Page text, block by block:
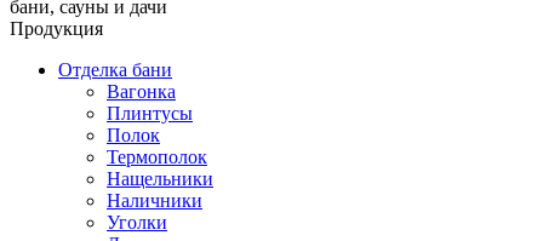
бани, сауны и дачи
Продукция
Отделка бани
Вагонка
Плинтусы
Полок
Термополок
Нащельники
Наличники
Уголки